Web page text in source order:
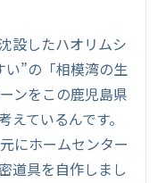
設したハオリムシ
い”の「相模湾の生
ンをこの鹿児島県
ているんです。
にホームセンター
道具を自作しまし